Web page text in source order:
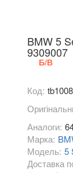
BMW 5
9309007
Б/В
Код:
Аналоги:
Марка:
Модель: 5
Доставка